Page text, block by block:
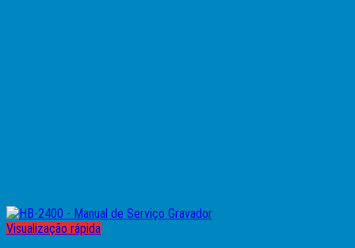
Visualização rápida